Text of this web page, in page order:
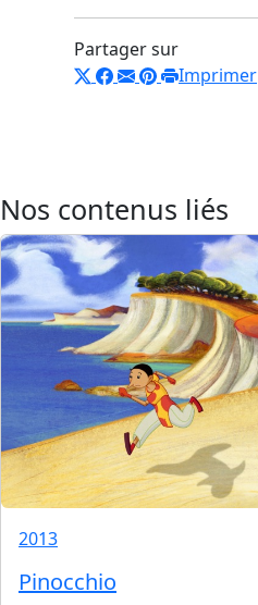
Partager sur
Imprimer
Nos contenus liés
2013
Pinocchio